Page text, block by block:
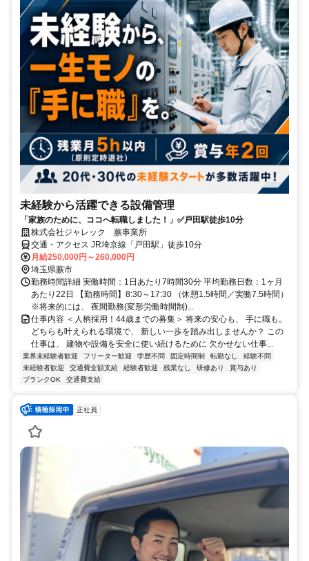
未経験から活躍できる設備管理
「家族のために、ココへ転職しました！」✅戸田駅徒歩10分
株式会社ジャレック 蕨事業所
交通・アクセス JR埼京線「戸田駅」徒歩10分
月給250,000円～260,000円
埼玉県蕨市
勤務時間詳細 実働時間：1日あたり7時間30分 平均勤務日数：1ヶ月
あたり22日 【勤務時間】8:30～17:30 （休憩1.5時間／実働7.5時間）
※将来的には、 夜間勤務(変形労働時間制)...
仕事内容 ＜人柄採用！44歳までの募集＞ 将来の安心も、 手に職も。
どちらも叶えられる環境で、 新しい一歩を踏み出しませんか？ この
仕事は、 建物や設備を安全に使い続けるために 欠かせない仕事...
業界未経験者歓迎 フリーター歓迎 学歴不問 固定時間制 転勤なし
経験不問
未経験者歓迎
交通費全額支給 経験者歓迎 残業なし 研修あり
賞与あり
ブランクOK
交通費支給
正社員